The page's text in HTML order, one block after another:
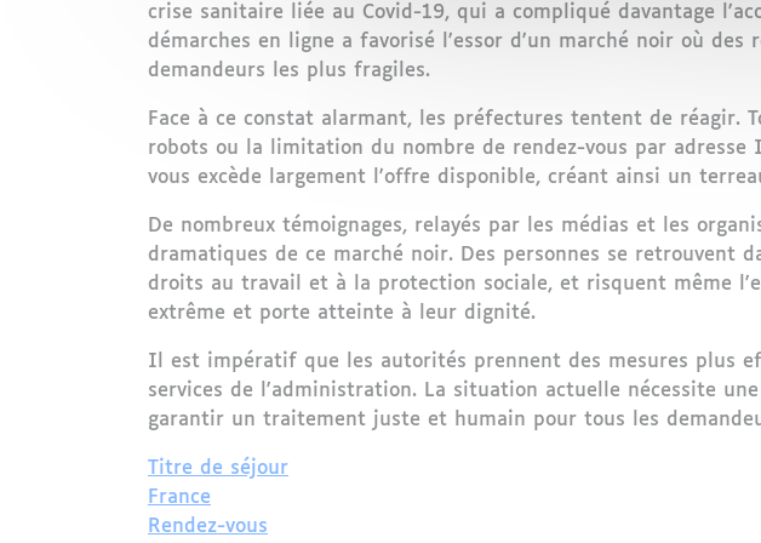
crise sanitaire liée au Covid-19, qui a compliqué davantage
démarches en ligne a favorisé l'essor d'un marché noir où
demandeurs les plus fragiles.
Face à ce constat alarmant, les préfectures tentent de réagir.
robots ou la limitation du nombre de rendez-vous par
vous excède largement l'offre disponible, créant ainsi un
De nombreux témoignages, relayés par les médias et les
dramatiques de ce marché noir. Des personnes se
droits au travail et à la protection sociale, et risquent même
extrême et porte atteinte à leur dignité.
Il est impératif que les autorités prennent des mesures plus
services de l'administration. La situation actuelle nécessite
garantir un traitement juste et humain pour tous les
Titre de séjour
France
Rendez-vous